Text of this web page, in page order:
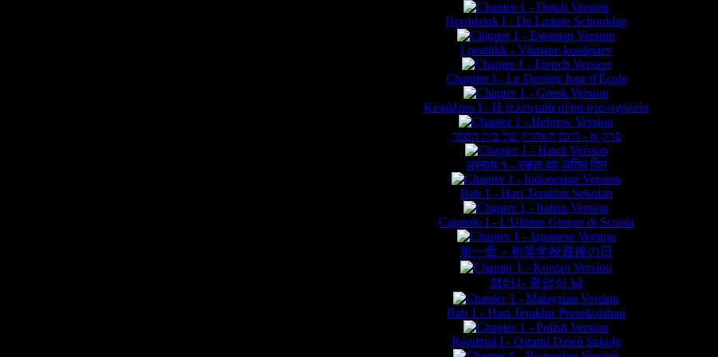
Hoofdstuk I - De Laatste Schooldag
I peatükk - Viimane koolipäev
Chapitre I - Le Dernier Jour d'École
Κεφάλαιο Ι - Η τελευταία μέρα στο σχολείο
פרק א - היום האחרון של בית הספר
अध्याय १ - स्कूल का अंतिम दिन
Bab 1 - Hari Terakhir Sekolah
Capitolo I - L'Ultimo Giorno di Scuola
第一章 – 初等学校最後の日
챕터1- 종업식 날
Bab 1 - Hari Terakhir Persekolahan
Rozdział I - Ostatni Dzień Szkoły